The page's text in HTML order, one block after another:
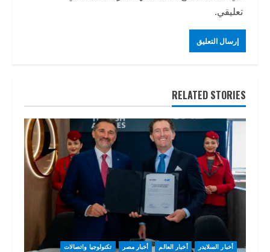
تعليقي.
RELATED STORIES
أخبار السلايدر أخبار العالم أخبار مصر
تكنولوجيا واتصالات